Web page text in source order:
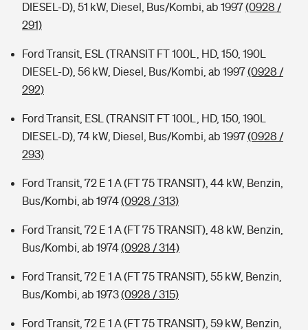
DIESEL-D), 51 kW, Diesel, Bus/Kombi, ab 1997(0928 /
291)
Ford Transit, ESL (TRANSIT FT 100L, HD, 150, 190L
DIESEL-D), 56 kW, Diesel, Bus/Kombi, ab 1997(0928 /
292)
Ford Transit, ESL (TRANSIT FT 100L, HD, 150, 190L
DIESEL-D), 74 kW, Diesel, Bus/Kombi, ab 1997(0928 /
293)
Ford Transit, 72 E 1 A (FT 75 TRANSIT), 44 kW, Benzin,
Bus/Kombi, ab 1974(0928 / 313)
Ford Transit, 72 E 1 A (FT 75 TRANSIT), 48 kW, Benzin,
Bus/Kombi, ab 1974(0928 / 314)
Ford Transit, 72 E 1 A (FT 75 TRANSIT), 55 kW, Benzin,
Bus/Kombi, ab 1973(0928 / 315)
Ford Transit, 72 E 1 A (FT 75 TRANSIT), 59 kW, Benzin,